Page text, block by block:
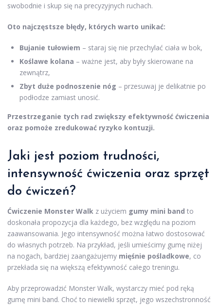
swobodnie i skup się na precyzyjnych ruchach.
Oto najczęstsze błędy, których warto unikać:
Bujanie tułowiem – staraj się nie przechylać ciała w bok,
Koślawe kolana – ważne jest, aby były skierowane na
zewnątrz,
Zbyt duże podnoszenie nóg – przesuwaj je delikatnie po
podłodze zamiast unosić.
Przestrzeganie tych rad zwiększy efektywność ćwiczenia
oraz pomoże zredukować ryzyko kontuzji.
Jaki jest poziom trudności,
intensywność ćwiczenia oraz sprzęt
do ćwiczeń?
Ćwiczenie Monster Walk z użyciem gumy mini band to
doskonała propozycja dla każdego, bez względu na poziom
zaawansowania. Jego intensywność można łatwo dostosować
do własnych potrzeb. Na przykład, jeśli umieścimy gumę niżej
na nogach, bardziej zaangażujemy mięśnie pośladkowe, co
przekłada się na większą efektywność całego treningu.
Aby przeprowadzić Monster Walk, wystarczy mieć pod ręką
gumę mini band. Choć to niewielki sprzęt, jego wszechstronność